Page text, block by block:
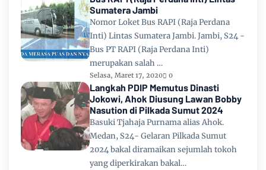
Sumatera Jambi
Nomor Loket Bus RAPI (Raja Perdana
Inti) Lintas Sumatera Jambi. Jambi, S24 -
Bus PT RAPI (Raja Perdana Inti)
merupakan salah …
Selasa, Maret 17, 2020 0
Langkah PDIP Memutus Dinasti
Jokowi, Ahok Diusung Lawan Bobby
Nasution di Pilkada Sumut 2024
Basuki Tjahaja Purnama alias Ahok.
Medan, S24- Gelaran Pilkada Sumut
2024 bakal diramaikan sejumlah tokoh
yang diperkirakan bakal…